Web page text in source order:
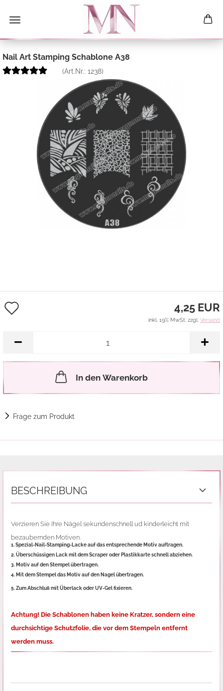
Nail Art Stamping Schablone A38
(Art.Nr.: 1238)
Merkzettel
4,25 EUR
inkl. 19% MwSt. zzgl. Versand
In den Warenkorb
Frage zum Produkt
BESCHREIBUNG
Verzieren Sie Ihre Nägel sekundenschnell ud kinderleicht mit
bezaubernden Motiven.
1. Spezial-Nail-Stamping-Lacke auf das entsprechende Motiv auftragen.
2. Überschüssigen Lack mit dem Scraper oder Plastikkarte schnell abziehen.
3. Motiv auf den Stempel übertragen.
4. Mit dem Stempel das Motiv auf den Nagel übertragen.
5. Zum Abschluß mit Überlack oder UV-Gel fixieren.
Achtung! Die Schablonen haben keine Kratzer, sondern eine
durchsichtige Schutzfolie, die vor dem Stempeln entfernt
werden muss.